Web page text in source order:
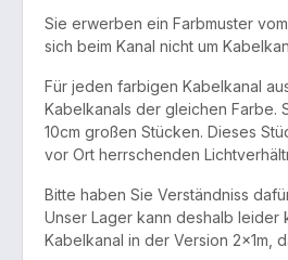
Sie erwerben ein Farbmuster
sich beim Kanal nicht um
Für jeden farbigen Kabelkanal
Kabelkanals der gleichen Farbe.
10cm großen Stücken. Dieses
vor Ort herrschenden
Bitte haben Sie Verständniss
Unser Lager kann deshalb leider
Kabelkanal in der Version 2x1m,